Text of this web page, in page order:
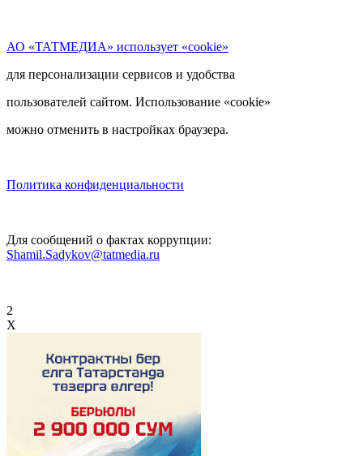
АО «ТАТМЕДИА» использует «cookie»
для персонализации сервисов и удобства
пользователей сайтом. Использование «cookie»
можно отменить в настройках браузера.
Политика конфиденциальности
Для сообщений о фактах коррупции:
Shamil.Sadykov@tatmedia.ru
2
X